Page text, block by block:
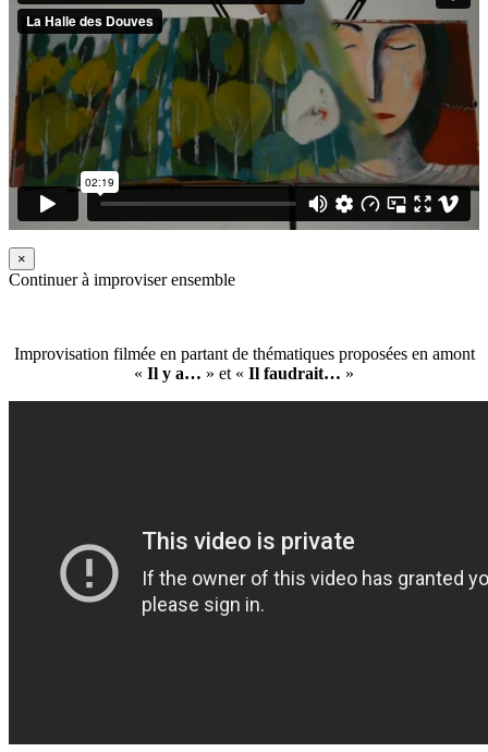
×
Continuer à improviser ensemble
Improvisation filmée en partant de thématiques proposées en amont
« Il y a… » et « Il faudrait… »